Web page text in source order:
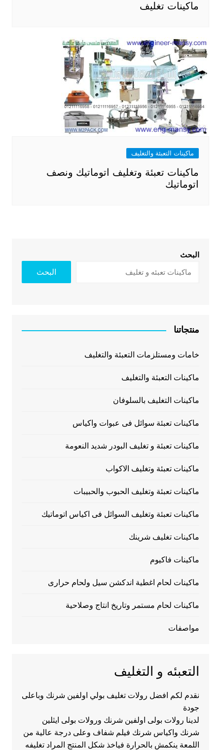
ماكينات تغليف
ماكينات التعبئة والتغليف
ماكينات تعبئة وتغليف اتوماتيك ونصف
اتوماتيك
البحث
البحث
منتجاتنا
خامات ومستلزمات التعبئة والتغليف
ماكينات التعبئة والتغليف
ماكينات التغليف بالسلوفان
ماكينات تعبئة سوائل فى عبوات واكياس
ماكينات تعبئة و تغليف البودر شديد النعومة
ماكينات تعبئة وتغليف الاكواب
ماكينات تعبئة وتغليف الحبوب والحبيبات
ماكينات تعبئة وتغليف السوائل فى اكياس اتوماتيك
ماكينات تغليف شرينك
ماكينات فاكيوم
ماكينات لحام اغطية اندكشن سيل ولحام حرارى
ماكينات لحام مستمر وتاريخ انتاج وصلاحية
مواصفات
التعبئه و التغليف
نقدم لكم افضل رولات تغليف بولي اولفين شرنك وباعلى
جودة
لدينا رولات بولى اولفين شرنك ورولات بولى ايثلين
شرنك واكياس شرنك فيلم شفاف وعلى درجة عالية من
اللمعة ينكمش بالحرارة فياخذ شكل المنتج المراد تغليفه